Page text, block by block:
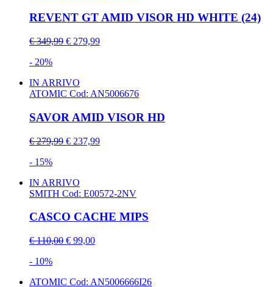
REVENT GT AMID VISOR HD WHITE (24)
€ 349,99 € 279,99
- 20%
IN ARRIVO
ATOMIC Cod: AN5006676
SAVOR AMID VISOR HD
€ 279,99 € 237,99
- 15%
IN ARRIVO
SMITH Cod: E00572-2NV
CASCO CACHE MIPS
€ 110,00 € 99,00
- 10%
ATOMIC Cod: AN5006666I26